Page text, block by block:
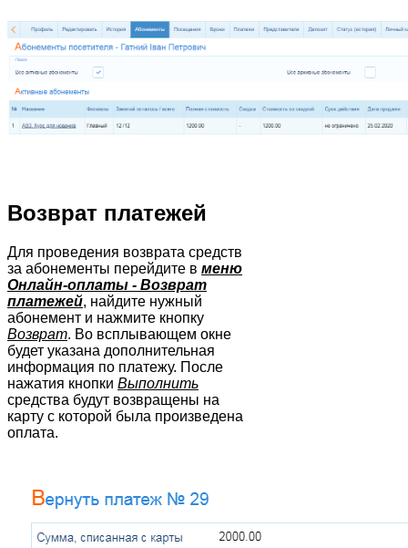
Возврат платежей
Для проведения возврата средств
за абонементы перейдите в меню
Онлайн-оплаты - Возврат
платежей, найдите нужный
абонемент и нажмите кнопку
Возврат. Во всплывающем окне
будет указана дополнительная
информация по платежу. После
нажатия кнопки Выполнить
средства будут возвращены на
карту с которой была произведена
оплата.